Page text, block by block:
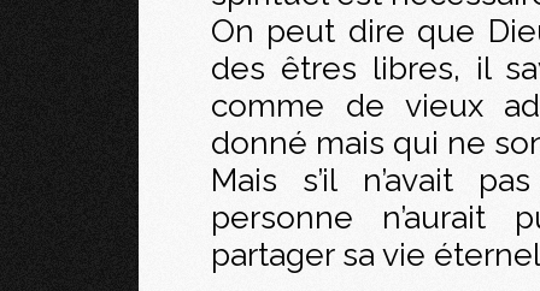
On peut dire que
des êtres libres, il
comme de vieux
donné mais qui ne
Mais s’il n’avait
personne n’aurait
partager sa vie